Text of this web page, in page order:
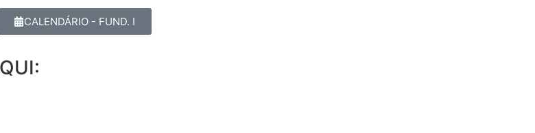
CALENDÁRIO - FUND. I